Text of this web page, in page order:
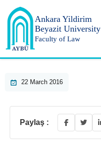
Ankara Yildirim
Beyazit University
Faculty of Law
22 March 2016
Paylaş :